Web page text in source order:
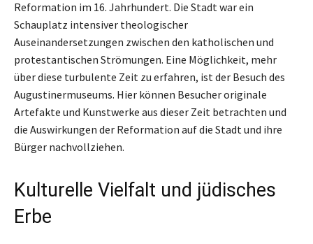
Reformation im 16. Jahrhundert. Die Stadt war ein
Schauplatz intensiver theologischer
Auseinandersetzungen zwischen den katholischen und
protestantischen Strömungen. Eine Möglichkeit, mehr
über diese turbulente Zeit zu erfahren, ist der Besuch des
Augustinermuseums. Hier können Besucher originale
Artefakte und Kunstwerke aus dieser Zeit betrachten und
die Auswirkungen der Reformation auf die Stadt und ihre
Bürger nachvollziehen.
Kulturelle Vielfalt und jüdisches
Erbe